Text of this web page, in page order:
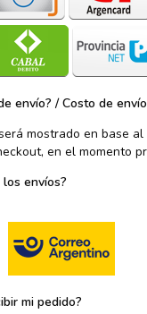
envío? / Costo de envío
mostrado en base
en el momento
los envíos?
mi pedido?